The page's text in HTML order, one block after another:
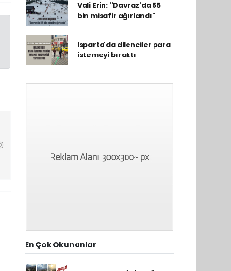
Vali Erin: ''Davraz'da 55
bin misafir ağırlandı''
Isparta'da dilenciler para
istemeyi bıraktı
En Çok Okunanlar